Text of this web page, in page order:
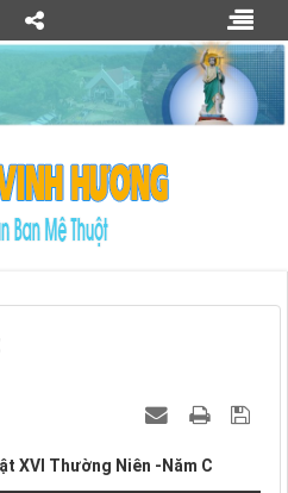
XVI Thường Niên -Năm C